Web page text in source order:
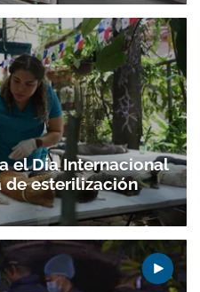
el Día Internacional
de esterilización